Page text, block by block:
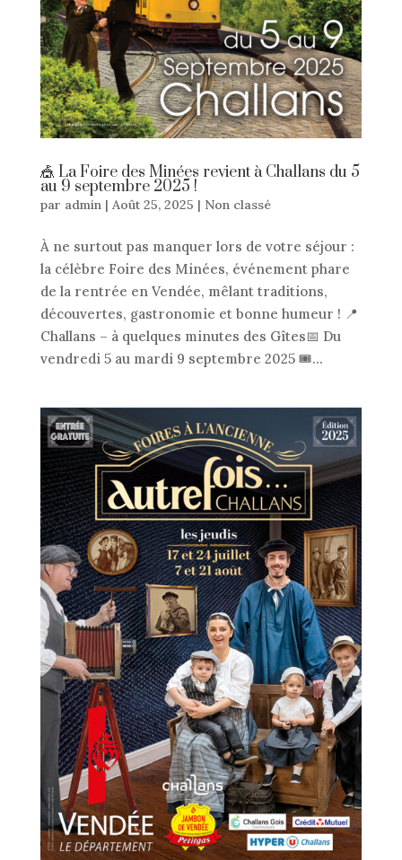
🎪 La Foire des Minées revient à Challans du 5
au 9 septembre 2025 !
par admin| Août 25, 2025 | Non classé
À ne surtout pas manquer lors de votre séjour :
la célèbre Foire des Minées, événement phare
de la rentrée en Vendée, mêlant traditions,
découvertes, gastronomie et bonne humeur ! 📍
Challans – à quelques minutes des Gîtes📅 Du
vendredi 5 au mardi 9 septembre 2025 🎟️...